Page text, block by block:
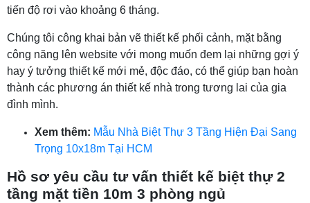
tiến độ rơi vào khoảng 6 tháng.
Chúng tôi công khai bản vẽ thiết kế phối cảnh, mặt bằng
công năng lên website với mong muốn đem lại những gợi ý
hay ý tưởng thiết kế mới mẻ, độc đáo, có thể giúp bạn hoàn
thành các phương án thiết kế nhà trong tương lai của gia
đình mình.
Xem thêm: Mẫu Nhà Biệt Thự 3 Tầng Hiện Đại Sang
Trọng 10x18m Tại HCM
Hồ sơ yêu cầu tư vấn thiết kế biệt thự 2
tầng mặt tiền 10m 3 phòng ngủ